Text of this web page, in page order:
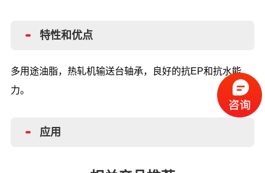
特性和优点
多用途油脂，热轧机输送台轴承，良好的抗EP和抗水能
力。
应用